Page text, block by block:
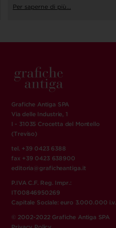
Per saperne di più...
Grafiche Antiga SPA
Via delle Industrie, 1
I - 31035 Crocetta del Montello
(Treviso)
tel. +39 0423 6388
fax +39 0423 638900
editoria@graficheantiga.it
P.IVA C.F. Reg. Impr.:
IT00846950269
Capitale Sociale: euro 3.000.000 i.v.
© 2002-2022 Grafiche Antiga SPA